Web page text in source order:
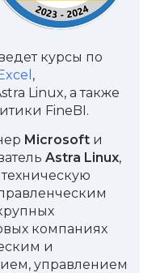
курсы по
,
Linux, а также
FineBI.
Microsoft и
Astra Linux,
компаниях
и
управлением